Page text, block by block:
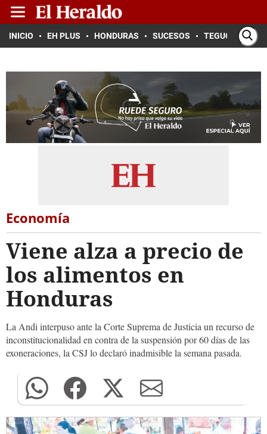
INICIO EH PLUS HONDURAS SUCESOS TEGUCIGALPA
Economía
Viene alza a precio de
los alimentos en
Honduras
La Andi interpuso ante la Corte Suprema de Justicia un recurso de
inconstitucionalidad en contra de la suspensión por 60 días de las
exoneraciones, la CSJ lo declaró inadmisible la semana pasada.